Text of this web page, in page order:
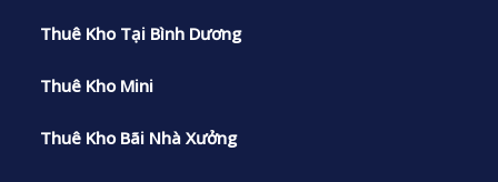
Thuê Kho Tại Bình Dương
Thuê Kho Mini
Thuê Kho Bãi Nhà Xưởng